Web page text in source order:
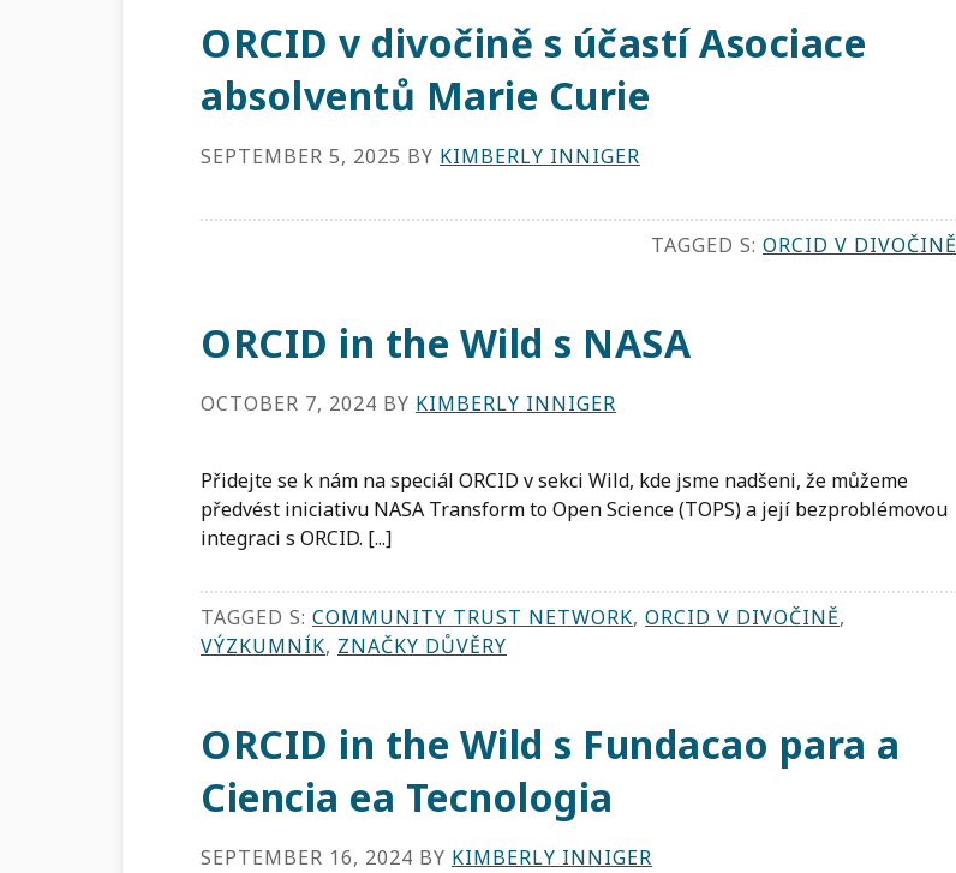
ORCID v divočině s účastí Asociace
absolventů Marie Curie
SEPTEMBER 5, 2025 BY KIMBERLY INNIGER
TAGGED S: ORCID V DIVOČINĚ
ORCID in the Wild s NASA
OCTOBER 7, 2024 BY KIMBERLY INNIGER
Přidejte se k nám na speciál ORCID v sekci Wild, kde jsme nadšeni, že můžeme
předvést iniciativu NASA Transform to Open Science (TOPS) a její bezproblémovou
integraci s ORCID. [...]
TAGGED S: COMMUNITY TRUST NETWORK, ORCID V DIVOČINĚ,
VÝZKUMNÍK, ZNAČKY DŮVĚRY
ORCID in the Wild s Fundacao para a
Ciencia ea Tecnologia
SEPTEMBER 16, 2024 BY KIMBERLY INNIGER